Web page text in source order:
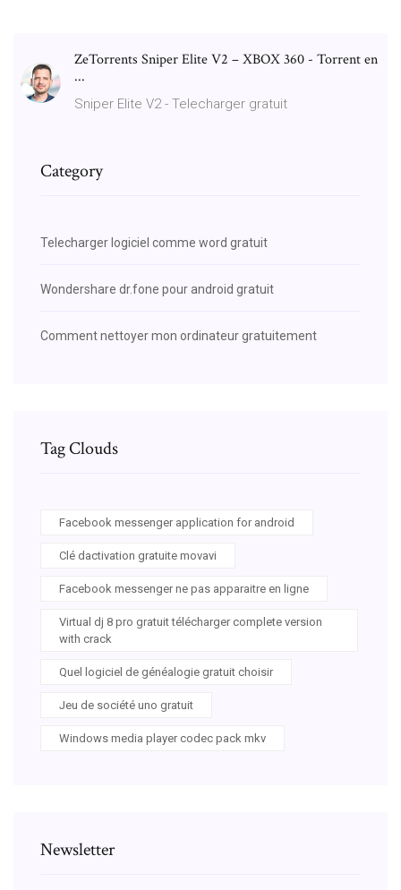
ZeTorrents Sniper Elite V2 – XBOX 360 - Torrent en
...
Sniper Elite V2 - Telecharger gratuit
Category
Telecharger logiciel comme word gratuit
Wondershare dr.fone pour android gratuit
Comment nettoyer mon ordinateur gratuitement
Tag Clouds
Facebook messenger application for android
Clé dactivation gratuite movavi
Facebook messenger ne pas apparaitre en ligne
Virtual dj 8 pro gratuit télécharger complete version
with crack
Quel logiciel de généalogie gratuit choisir
Jeu de société uno gratuit
Windows media player codec pack mkv
Newsletter